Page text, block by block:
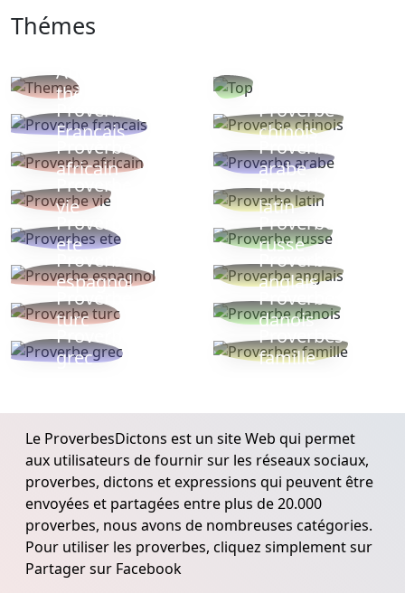
Thémes
Autres
thèmes
Proverbe
Français
Proverbe
chinois
Proverbe
africain
Proverbe
arabe
Proverbe
vie
Proverbe
latin
Proverbes
ete
Proverbe
russe
Proverbe
espagnol
Proverbe
anglais
Proverbe
turc
Proverbe
danois
Proverbe
grec
Proverbes
famille
Le ProverbesDictons est un site Web qui permet
aux utilisateurs de fournir sur les réseaux sociaux,
proverbes, dictons et expressions qui peuvent être
envoyées et partagées entre plus de 20.000
proverbes, nous avons de nombreuses catégories.
Pour utiliser les proverbes, cliquez simplement sur
Partager sur Facebook